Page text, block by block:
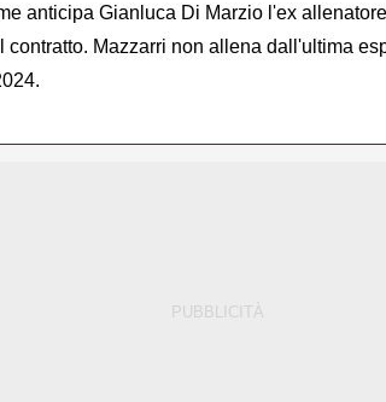
anticipa Gianluca Di Marzio l'ex
contratto. Mazzarri non allena dall'ultima